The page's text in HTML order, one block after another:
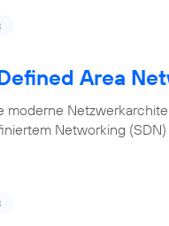
Area
moderne
Networking (SDN)